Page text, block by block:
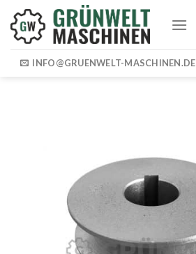
content
INFO@GRUENWELT-MASCHINEN.DE